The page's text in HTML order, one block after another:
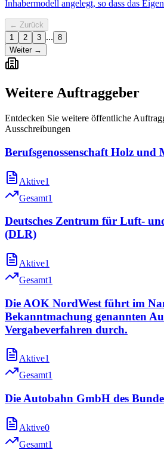
Inhabermodell angelegt, so dass das
← Zurück
1
2 3 ... 8
Weiter →
Weitere Auftraggeber
Entdecken Sie weitere öffentliche
Ausschreibungen
Berufsgenossenschaft Holz
Aktive1
Gesamt1
Deutsches Zentrum für Luft-
(DLR)
Aktive1
Gesamt1
Die AOK NordWest führt im
Bekanntmachung genannten
Vergabeverfahren durch.
Aktive1
Gesamt1
Die Autobahn GmbH des
Aktive0
Gesamt1